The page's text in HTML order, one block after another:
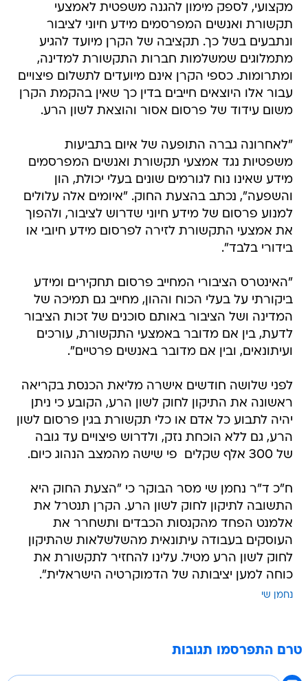
מקצועי, לספק מימון להגנה משפטית לאמצעי
תקשורת ואנשים המפרסמים מידע חיוני לציבור
ונתבעים בשל כך. תקציבה של הקרן מיועד להגיע
מתמלוגים שמשלמות חברות התקשורת למדינה,
ומתרומות. כספי הקרן אינם מיועדים לתשלום פיצויים
עבור אלו היוצאים חייבים בדין כך שאין בהקמת הקרן
משום עידוד של פרסום אסור והוצאת לשון הרע.
"לאחרונה גברה התופעה של איום בתביעות
משפטיות נגד אמצעי תקשורת ואנשים המפרסמים
מידע שאינו נוח לגורמים שונים בעלי יכולת, הון
והשפעה", נכתב בהצעת החוק. "איומים אלה עלולים
למנוע פרסום של מידע חיוני שדרוש לציבור, ולהפוך
את אמצעי התקשורת לזירה לפרסום מידע חיובי או
בידורי בלבד".
"האינטרס הציבורי המחייב פרסום תחקירים ומידע
ביקורתי על בעלי הכוח וההון, מחייב גם תמיכה של
המדינה ושל הציבור באותם סוכנים של זכות הציבור
לדעת, בין אם מדובר באמצעי התקשורת, עורכים
ועיתונאים, ובין אם מדובר באנשים פרטיים".
לפני שלושה חודשים אישרה מליאת הכנסת בקריאה
ראשונה את התיקון לחוק לשון הרע, הקובע כי ניתן
יהיה לתבוע כל אדם או כלי תקשורת בגין פרסום לשון
הרע, גם ללא הוכחת נזק, ולדרוש פיצויים עד גובה
של 300 אלף שקלים  פי שישה מהמצב הנהוג כיום.
ח"כ ד"ר נחמן שי מסר הבוקר כי "הצעת החוק היא
התשובה לתיקון לחוק לשון הרע. הקרן תנטרל את
אלמנט הפחד מהקנסות הכבדים ותשחרר את
העוסקים בעבודה עיתונאית מהשלשלאות שהתיקון
לחוק לשון הרע מטיל. עלינו להחזיר לתקשורת את
כוחה למען יציבותה של הדמוקרטיה הישראלית".
נחמן שי
טרם התפרסמו תגובות